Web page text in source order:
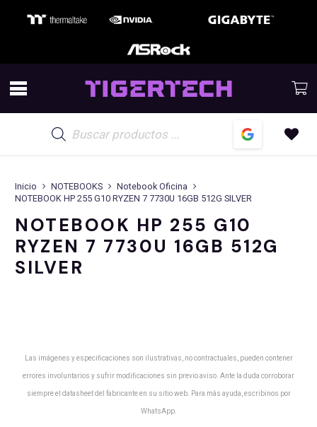
de
productos
Inicio NOTEBOOKS
Notebook Oficina
NOTEBOOK HP 255 G10 RYZEN 7 7730U 16GB 512G SILVER
NOTEBOOK HP 255 G10
RYZEN 7 7730U 16GB 512G
SILVER
Las imágenes y especificaciones son ilustrativas, no contractuales, pueden contener
errores involuntarios y sufrir modificaciones sin previo aviso. Ante la duda corroborar
siempre el datasheet del fabricante en su sitio web. Para más ayuda, escribinos por
WhatsApp.